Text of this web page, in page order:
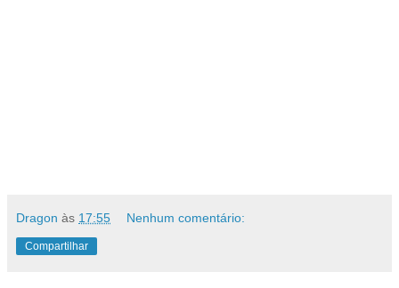
Dragon às 17:55 Nenhum comentário:
Compartilhar